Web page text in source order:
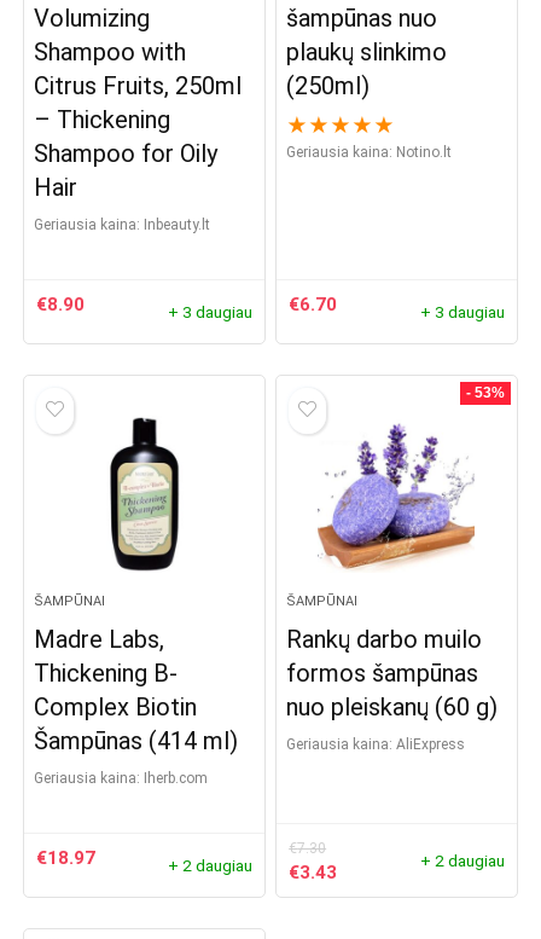
Volumizing
Shampoo with
Citrus Fruits, 250ml
– Thickening
Shampoo for Oily
Hair
Geriausia kaina: inbeauty.lt
€8.90 + 3 daugiau
šampūnas nuo
plaukų slinkimo
(250ml)
★ ★ ★ ★ ★
Geriausia kaina: notino.lt
€6.70 + 3 daugiau
ŠAMPŪNAI
Madre Labs,
Thickening B-
Complex Biotin
Šampūnas (414 ml)
Geriausia kaina: iherb.com
€18.97 + 2 daugiau
- 53%
ŠAMPŪNAI
Rankų darbo muilo
formos šampūnas
nuo pleiskanų (60 g)
Geriausia kaina: AliExpress
€7.30
Original
price
€3.43
price
+ 2 daugiau